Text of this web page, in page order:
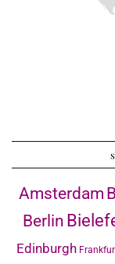
Amsterdam
Berlin
Edinburgh